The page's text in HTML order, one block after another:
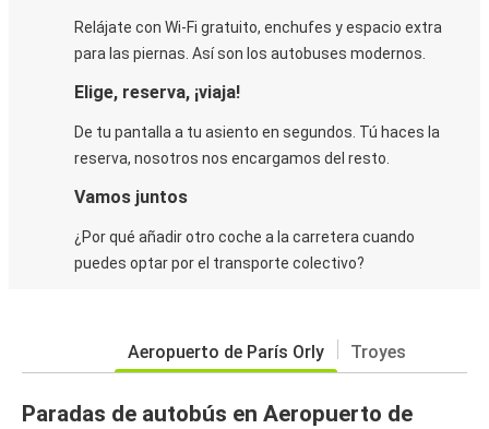
Relájate con Wi-Fi gratuito, enchufes y espacio extra
para las piernas. Así son los autobuses modernos.
Elige, reserva, ¡viaja!
De tu pantalla a tu asiento en segundos. Tú haces la
reserva, nosotros nos encargamos del resto.
Vamos juntos
¿Por qué añadir otro coche a la carretera cuando
puedes optar por el transporte colectivo?
Aeropuerto de París Orly Troyes
Paradas de autobús en Aeropuerto de